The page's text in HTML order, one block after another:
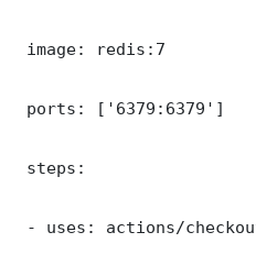
image: redis:7
ports: ['6379:6379']
steps:
- uses: actions/